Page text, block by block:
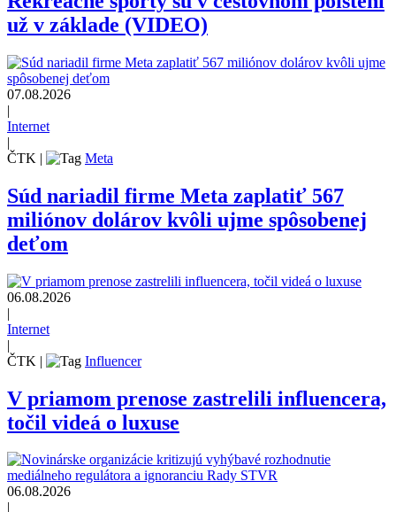
už v základe (VIDEO)
07.08.2026
|
Internet
|
ČTK | Meta
Súd nariadil firme Meta zaplatiť 567
miliónov dolárov kvôli ujme spôsobenej
deťom
06.08.2026
|
Internet
|
ČTK | Influencer
V priamom prenose zastrelili influencera,
točil videá o luxuse
06.08.2026